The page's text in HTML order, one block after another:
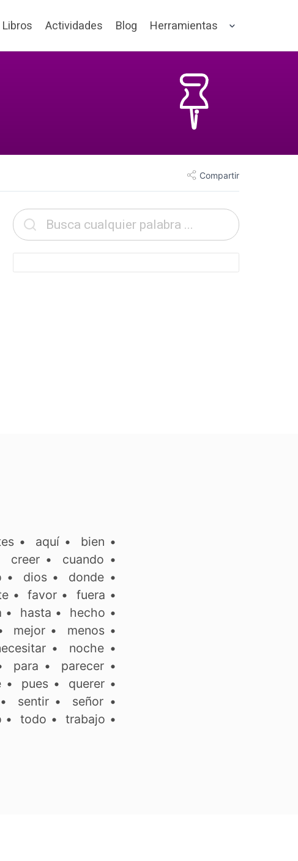
Libros Actividades Blog Herramientas
Compartir
• aquí• bien •
creer• cuando •
• dios • donde •
•favor • fuera •
• hasta • hecho •
mejor • menos•
• noche•
para • parecer•
• pues • querer •
• sentir • señor •
•todo • trabajo •